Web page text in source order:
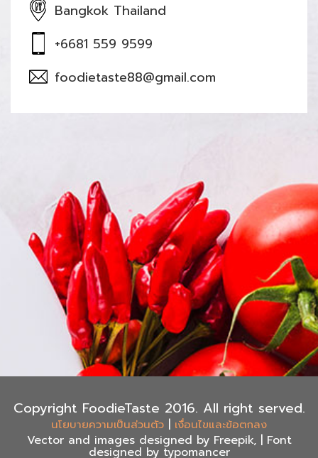
Bangkok Thailand
+6681 559 9599
foodietaste88@gmail.com
Copyright FoodieTaste 2016. All right served.
นโยบายความเป็นส่วนตัว | เงื่อนไขและข้อตกลง
Vector and images designed by Freepik, | Font
designed by typomancer